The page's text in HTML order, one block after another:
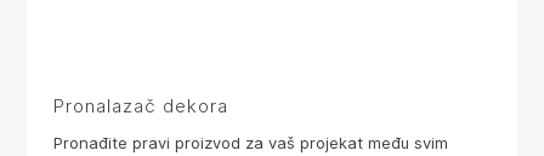
Pronalazač dekora
Pronađite pravi proizvod za vaš projekat među svim